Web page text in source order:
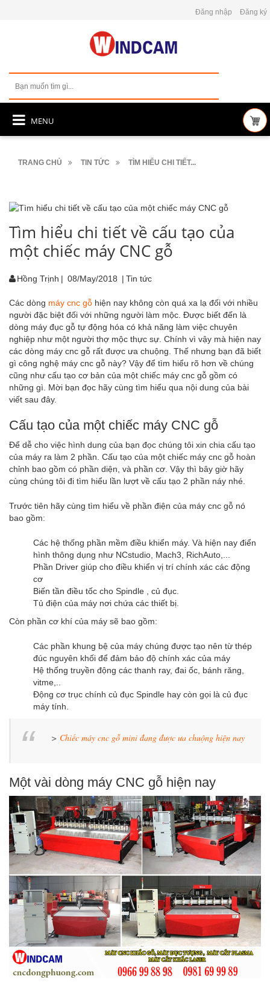
Đăng nhập Đăng ký
MENU
TRANG CHỦ TIN TỨC TÌM HIỂU CHI TIẾT...
Tìm hiểu chi tiết về cấu tạo của
một chiếc máy CNC gỗ
Hồng Trịnh | 08/May/2018 | Tin tức
Các dòng máy cnc gỗ hiện nay không còn quá xa lạ đối với nhiều
người đặc biệt đối với những người làm mộc. Được biết đến là
dòng máy đục gỗ tự động hóa có khả năng làm việc chuyên
nghiệp như một người thợ mộc thực sự. Chính vì vậy mà hiện nay
các dòng máy cnc gỗ rất được ưa chuộng. Thế nhưng bạn đã biết
gì công nghệ máy cnc gỗ này? Vậy để tìm hiểu rõ hơn về chúng
cũng như cấu tạo cơ bản của một chiếc máy cnc gỗ gồm có
những gì. Mời bạn đọc hãy cùng tìm hiểu qua nội dung của bài
viết sau đây.
Cấu tạo của một chiếc máy CNC gỗ
Để dễ cho việc hình dung của bạn đọc chúng tôi xin chia cấu tạo
của máy ra làm 2 phần. Cấu tạo của một chiếc máy cnc gỗ hoàn
chỉnh bao gồm có phần diện, và phần cơ. Vậy thì bây giờ hãy
cùng chúng tôi đi tìm hiểu lần lượt về cấu tạo 2 phần náy nhé.
Trước tiên hãy cùng tìm hiểu về phần điện của máy cnc gỗ nó
bao gồm:
Các hệ thống phần mềm điều khiển máy. Và hiện nay điển
hình thông dụng như NCstudio, Mach3, RichAuto,...
Phần Driver giúp cho điều khiển vị trí chính xác các động
cơ
Biến tần điều tốc cho Spindle , củ đục.
Tủ điện của máy nơi chứa các thiết bị.
Còn phần cơ khí của máy sẽ bao gồm:
Các phần khung bệ của máy chúng được tạo nên từ thép
đúc nguyên khối để đảm bảo độ chính xác của máy
Hệ thống truyền động các thanh ray, đai ốc, bánh răng,
vitme,..
Động cơ trục chính củ đục Spindle hay còn gọi là củ đục
máy tính.
> Chiếc máy cnc gỗ mini đang được ưa chuộng hiện nay
Một vài dòng máy CNC gỗ hiện nay